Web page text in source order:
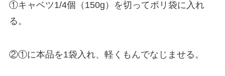
①キャベツ1/4個（150g）を切ってポリ袋に入れ
る。
②①に本品を1袋入れ、軽くもんでなじませる。